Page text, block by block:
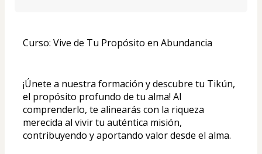
Curso: Vive de Tu Propósito en Abundancia
¡Únete a nuestra formación y descubre tu Tikún,
el propósito profundo de tu alma! Al
comprenderlo, te alinearás con la riqueza
merecida al vivir tu auténtica misión,
contribuyendo y aportando valor desde el alma.